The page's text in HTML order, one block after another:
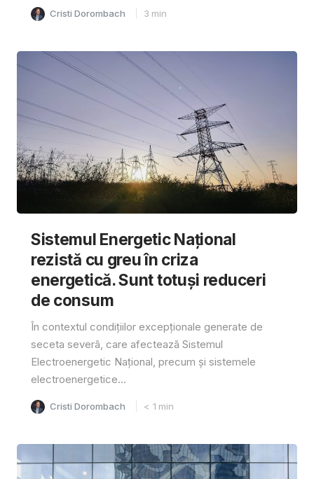
Cristi Dorombach 3 min
Sistemul Energetic Național
rezistă cu greu în criza
energetică. Sunt totuși reduceri
de consum
În contextul condițiilor excepționale generate de
seceta severã, care afecteazã Sistemul
Electroenergetic Național, precum și sistemele
electroenergetice...
Cristi Dorombach < 1 min